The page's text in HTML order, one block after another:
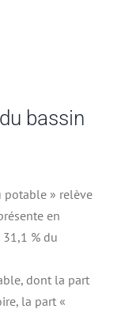
bassin
potable » relève
en
% du
dont la part
la part «